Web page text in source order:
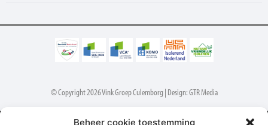
Beheer cookie toestemming
© Copyright 2026 Vink Groep Culemborg | Design: GTR Media